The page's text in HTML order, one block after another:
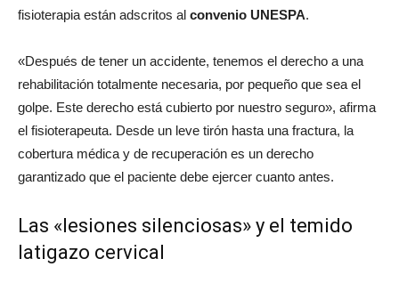
fisioterapia están adscritos al convenio UNESPA.
«Después de tener un accidente, tenemos el derecho a una
rehabilitación totalmente necesaria, por pequeño que sea el
golpe. Este derecho está cubierto por nuestro seguro», afirma
el fisioterapeuta. Desde un leve tirón hasta una fractura, la
cobertura médica y de recuperación es un derecho
garantizado que el paciente debe ejercer cuanto antes.
Las «lesiones silenciosas» y el temido
latigazo cervical